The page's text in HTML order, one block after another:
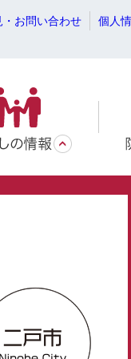
・お問い合わせ 個人